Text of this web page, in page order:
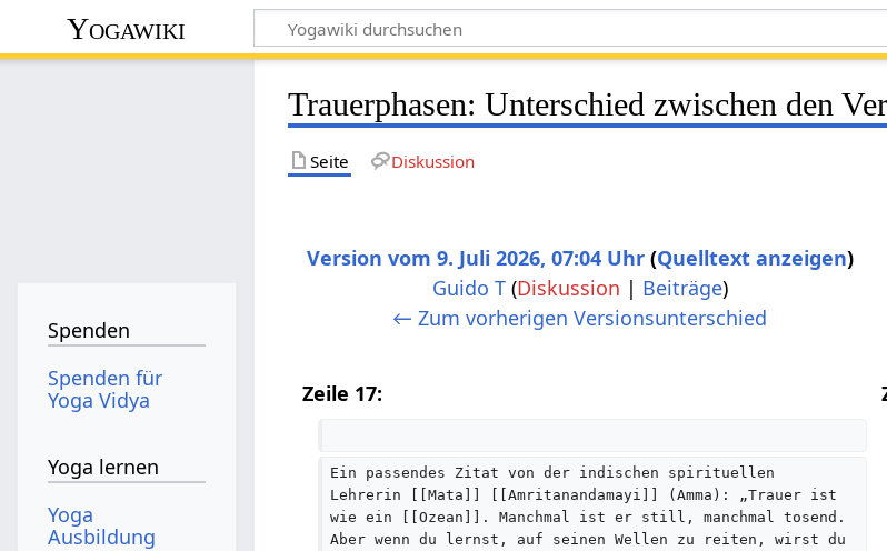
Yogawiki
Trauerphasen: Unterschied zwischen den
Seite Diskussion
Version vom 9. Juli 2026, 07:04 Uhr Quelltext anzeigen
Guido T (Diskussion | Beiträge)
n
← Zum vorherigen Versionsunterschied
i
Zeile 17:
Ein passendes Zitat von der indischen spirituellen
Lehrerin [[Mata]] [[Amritanandamayi]] (Amma): „Trauer ist
wie ein [[Ozean]]. Manchmal ist er still, manchmal tosend.
Aber wenn du lernst, auf seinen Wellen zu reiten, wirst du
Spenden
Spenden für
Yoga Vidya
Yoga lernen
Yoga
Ausbildung